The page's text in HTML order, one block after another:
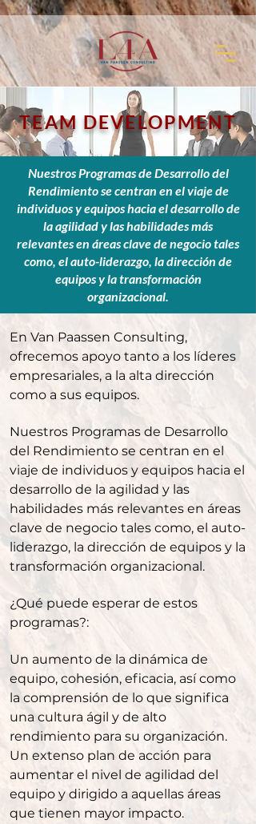
TEAM DEVELOPMENT
Nuestros Programas de Desarrollo del
Rendimiento se centran en el viaje de
individuos y equipos hacia el desarrollo de
la agilidad y las habilidades más
relevantes en áreas clave de negocio tales
como, el auto-liderazgo, la dirección de
equipos y la transformación
organizacional.
En Van Paassen Consulting,
ofrecemos apoyo tanto a los líderes
empresariales, a la alta dirección
como a sus equipos.
Nuestros Programas de Desarrollo
del Rendimiento se centran en el
viaje de individuos y equipos hacia el
desarrollo de la agilidad y las
habilidades más relevantes en áreas
clave de negocio tales como, el auto-
liderazgo, la dirección de equipos y la
transformación organizacional.
¿Qué puede esperar de estos
programas?:
Un aumento de la dinámica de
equipo, cohesión, eficacia, así como
la comprensión de lo que significa
una cultura ágil y de alto
rendimiento para su organización.
Un extenso plan de acción para
aumentar el nivel de agilidad del
equipo y dirigido a aquellas áreas
que tienen mayor impacto.